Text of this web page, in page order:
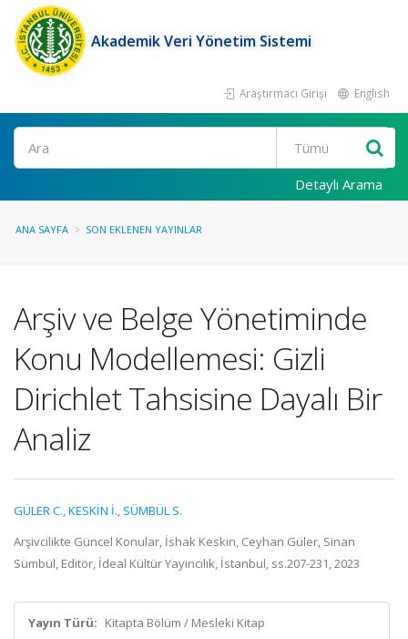
Akademik Veri Yönetim Sistemi
Araştırmacı Girişi English
Ara
Detaylı Arama
ANA SAYFA SON EKLENEN YAYINLAR
Arşiv ve Belge Yönetiminde
Konu Modellemesi: Gizli
Dirichlet Tahsisine Dayalı Bir
Analiz
GÜLER C.,KESKİN İ., SÜMBÜL S.
Arşivcilikte Güncel Konular, İshak Keskin, Ceyhan Güler, Sinan
Sümbül, Editör, İdeal Kültür Yayıncılık, İstanbul, ss.207-231, 2023
Yayın Türü: Kitapta Bölüm / Mesleki Kitap